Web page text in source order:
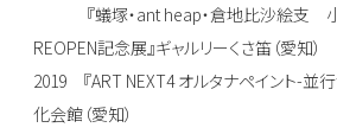
『蟻塚・ant heap・倉地比沙絵支
REOPEN記念展』ギャルリーくさ笛（愛知）
2019 『ART NEXT4 オルタナペイント-並
化会館（愛知）